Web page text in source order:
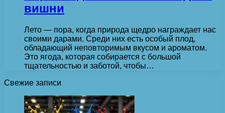
вишни
Лето — пора, когда природа щедро награждает нас
своими дарами. Среди них есть особый плод,
обладающий неповторимым вкусом и ароматом.
Это ягода, которая собирается с большой
тщательностью и заботой, чтобы…
Свежие записи